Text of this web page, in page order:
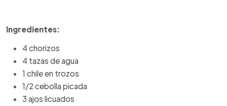
Ingredientes:
4 chorizos
4 tazas de agua
1 chile en trozos
1/2 cebolla picada
3 ajos licuados